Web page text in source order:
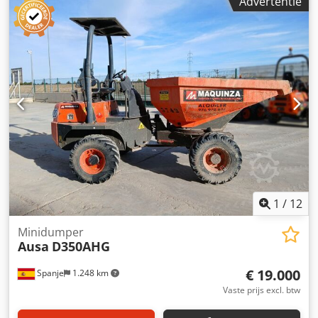
1 / 12
Spanje 1.248 km
Minidumper
Ausa D350AHG
€ 19.000
Vaste prijs excl. btw